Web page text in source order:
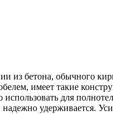
из бетона, обычного
имеет такие
для
удерживается.